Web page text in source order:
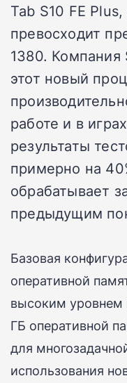
Tab S10 FE
превосходит
1380. Компания
этот новый
работе и в
результаты
примерно на
обрабатывает
предыдущим
Базовая
оперативной
высоким уровнем
ГБ оперативной
для
использования